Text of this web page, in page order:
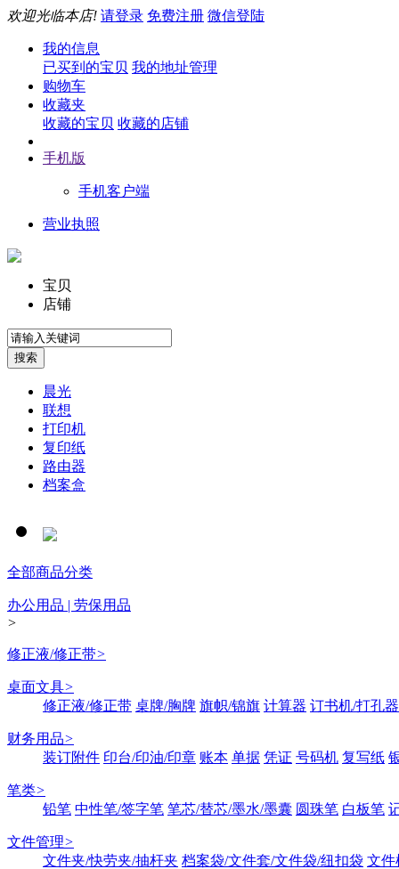
欢迎光临本店! 请登录 免费注册 微信登陆
我的信息
已买到的宝贝 我的地址管理
购物车
收藏夹
收藏的宝贝 收藏的店铺
手机版
手机客户端
营业执照
宝贝
店铺
晨光
联想
打印机
复印纸
路由器
档案盒
全部商品分类
办公用品 | 劳保用品
>
修正液/修正带>
桌面文具>
修正液/修正带 桌牌/胸牌 旗帜/锦旗 计算器 订书机/打孔器
财务用品>
装订附件 印台/印油/印章 账本 单据 凭证 号码机 复写纸
笔类>
铅笔 中性笔/签字笔 笔芯/替芯/墨水/墨囊 圆珠笔 白板笔
文件管理>
文件夹/快劳夹/抽杆夹 档案袋/文件套/文件袋/纽扣袋 文件